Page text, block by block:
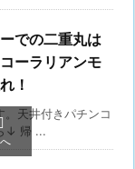
での二重丸は
ーラリアンモ
！
。天井付きパチンコ
↓ 帰 ...